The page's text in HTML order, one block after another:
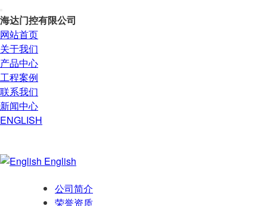
海达门控有限公司
网站首页
关于我们
产品中心
工程案例
联系我们
新闻中心
ENGLISH
English
公司简介
荣誉资质